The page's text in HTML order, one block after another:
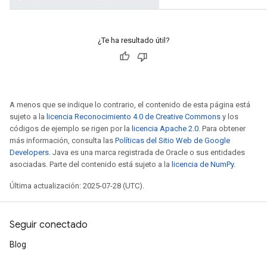
¿Te ha resultado útil?
A menos que se indique lo contrario, el contenido de esta página está
sujeto a la licencia Reconocimiento 4.0 de Creative Commons y los
códigos de ejemplo se rigen por la licencia Apache 2.0. Para obtener
más información, consulta las Políticas del Sitio Web de Google
Developers. Java es una marca registrada de Oracle o sus entidades
asociadas. Parte del contenido está sujeto a la licencia de NumPy.
Última actualización: 2025-07-28 (UTC).
Seguir conectado
Blog